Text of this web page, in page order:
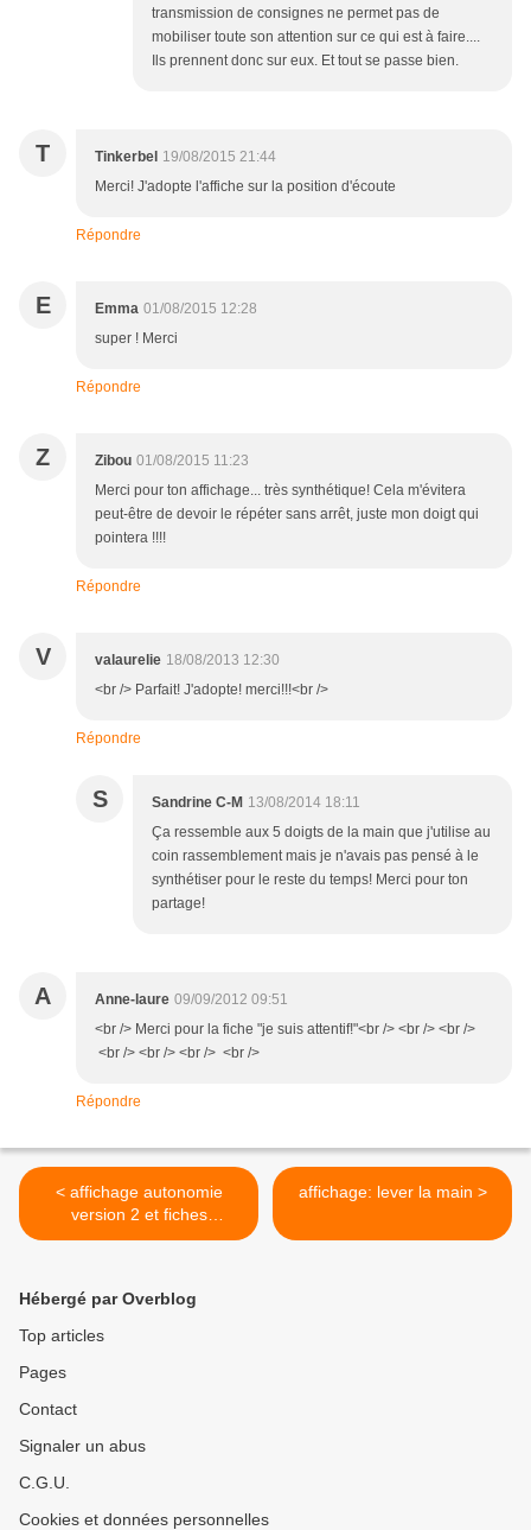
transmission de consignes ne permet pas de
mobiliser toute son attention sur ce qui est à faire....
Ils prennent donc sur eux. Et tout se passe bien.
T Tinkerbel 19/08/2015 21:44
Merci! J'adopte l'affiche sur la position d'écoute
Répondre
E Emma 01/08/2015 12:28
super ! Merci
Répondre
Z Zibou 01/08/2015 11:23
Merci pour ton affichage... très synthétique! Cela m'évitera
peut-être de devoir le répéter sans arrêt, juste mon doigt qui
pointera !!!!
Répondre
V valaurelie 18/08/2013 12:30
<br /> Parfait! J'adopte! merci!!!<br />
Répondre
S Sandrine C-M 13/08/2014 18:11
Ça ressemble aux 5 doigts de la main que j'utilise au
coin rassemblement mais je n'avais pas pensé à le
synthétiser pour le reste du temps! Merci pour ton
partage!
A Anne-laure 09/09/2012 09:51
<br /> Merci pour la fiche "je suis attentif!"<br /> <br /> <br />
<br /> <br /> <br /> <br />
Répondre
< affichage autonomie
version 2 et fiches
d'emprunt
affichage: lever la main >
Hébergé par Overblog
Top articles
Pages
Contact
Signaler un abus
C.G.U.
Cookies et données personnelles